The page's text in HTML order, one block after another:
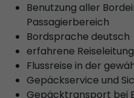
Benutzung aller
Passagierbereich
Bordsprache deutsch
erfahrene Reiseleitung
Flussreise in der
Gepäckservice und
Gepäcktransport bei